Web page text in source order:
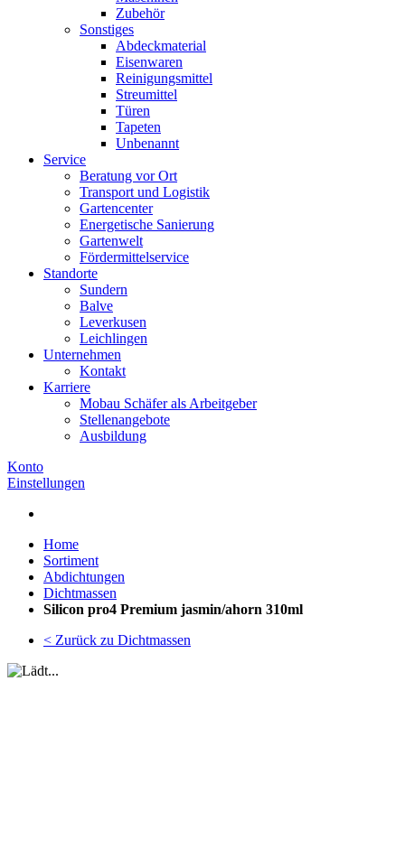
Zubehör
Sonstiges
Abdeckmaterial
Eisenwaren
Reinigungsmittel
Streumittel
Türen
Tapeten
Unbenannt
Service
Beratung vor Ort
Transport und Logistik
Gartencenter
Energetische Sanierung
Gartenwelt
Fördermittelservice
Standorte
Sundern
Balve
Leverkusen
Leichlingen
Unternehmen
Kontakt
Karriere
Mobau Schäfer als Arbeitgeber
Stellenangebote
Ausbildung
Konto
Einstellungen
Home
Sortiment
Abdichtungen
Dichtmassen
Silicon pro4 Premium jasmin/ahorn 310ml
< Zurück zu Dichtmassen